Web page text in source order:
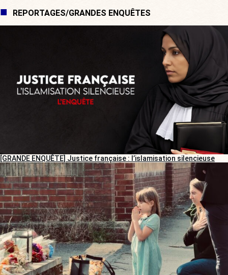
REPORTAGES/GRANDES ENQUÊTES
[GRANDE ENQUÊTE] Justice française : l’islamisation silencieuse